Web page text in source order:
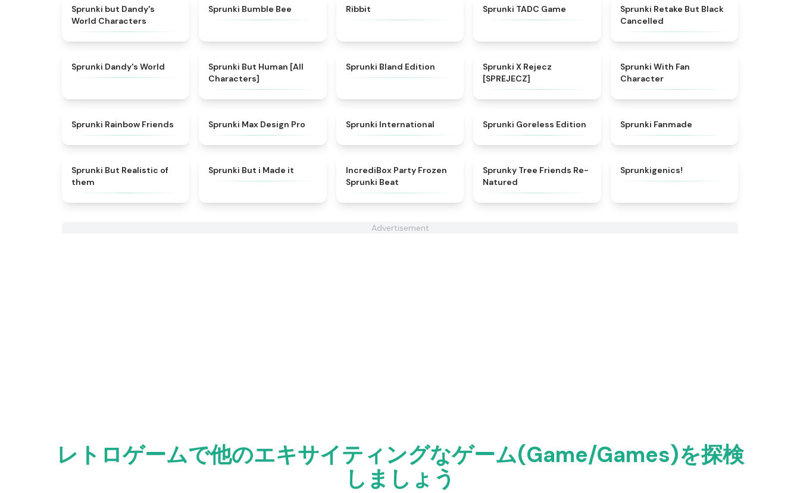
Sprunki but Dandy's
World Characters
Sprunki Bumble Bee Ribbit Sprunki TADC Game ★
Sprunki Retake But Black
Cancelled
★
Sprunki Dandy's World ★
Sprunki But Human [All
Characters]
Sprunki Bland Edition
Sprunki X Rejecz
[SPREJECZ]
Sprunki With Fan
Character
★4.9
Sprunki Rainbow Friends Sprunki Max Design Pro ★
Sprunki International ★
Sprunki Goreless Edition Sprunki Fanmade
★4.4
Sprunki But Realistic of
them
Sprunki But i Made it
IncrediBox Party Frozen
Sprunki Beat
★
Sprunky Tree Friends Re-
Natured
Sprunkigenics!
Advertisement
レトロゲームで他のエキサイティングなゲーム(Game/Games)を探検
しましょう